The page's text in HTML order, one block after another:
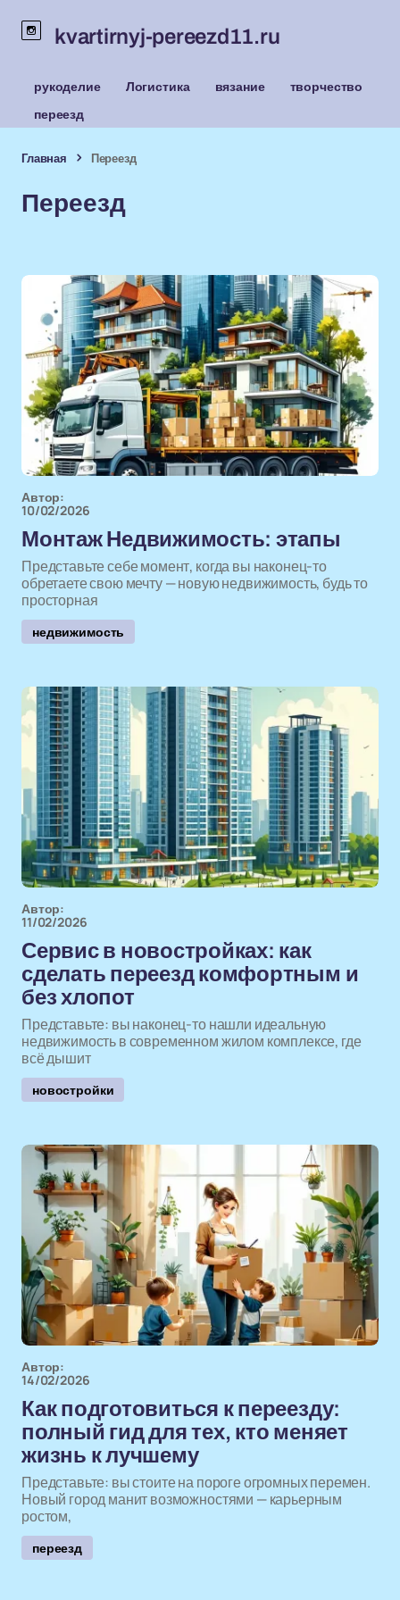
kvartirnyj-pereezd11.ru
рукоделие Логистика вязание
творчество
переезд
Главная Переезд
Переезд
Автор:
10/02/2026
Монтаж Недвижимость: этапы
Представьте себе момент, когда вы наконец-то
обретаете свою мечту — новую недвижимость, будь то
просторная
недвижимость
Автор:
11/02/2026
Сервис в новостройках: как
сделать переезд комфортным и
без хлопот
Представьте: вы наконец-то нашли идеальную
недвижимость в современном жилом комплексе, где
всё дышит
новостройки
Автор:
14/02/2026
Как подготовиться к переезду:
полный гид для тех, кто меняет
жизнь к лучшему
Представьте: вы стоите на пороге огромных перемен.
Новый город манит возможностями — карьерным
ростом,
переезд